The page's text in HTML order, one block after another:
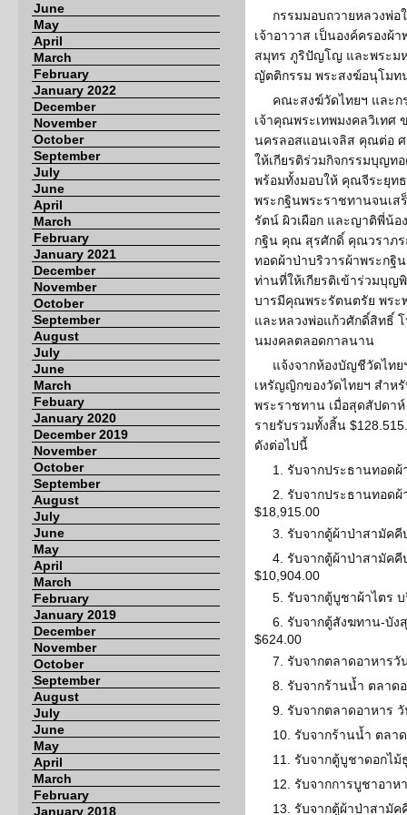
June
May
April
March
February
January 2022
December
November
October
September
July
June
April
March
February
January 2021
December
November
October
September
August
July
June
March
Febuary
January 2020
December 2019
November
October
September
August
July
June
May
April
March
February
January 2019
December
November
October
September
August
July
June
May
April
March
February
January 2018
กรรมมอบถวายหลวงพ่
เจ้าอาวาส เป็นองค์ครอง
สมุทร ภูริปัญโญ และพระม
ญัตติกรรม พระสงฆ์อนุโมท
คณะสงฆ์วัดไทยฯ และก
เจ้าคุณพระเทพมงคลวิเท
นครลอสแอนเจลิส คุณต่อ
ให้เกียรติร่วมกิจกรรมบุญท
พร้อมทั้งมอบให้ คุณจีระยุท
พระกฐินพระราชทานจนเ
รัตน์ ผิวเผือก และญาติพี่น้อ
กฐิน คุณ สุรศักดิ์ คุณวราภร
ทอดผ้าป่าบริวารผ้าพระก
ท่านที่ให้เกียรติเข้าร่วมบุญ
บารมีคุณพระรัตนตรัย พร
และหลวงพ่อแก้วศักดิ์สิทธิ์
นมงคลตลอดกาลนาน
แจ้งจากห้องบัญชีวัดไท
เหรัญญิกของวัดไทยฯ สำห
พระราชทาน เมื่อสุดสัปดา
รายรับรวมทั้งสิ้น
ดังต่อไปนี้
1. รับจากประธานทอด
2. รับจากประธานทอด
$18,915.00
3. รับจากตู้ผ้าป่าสามัค
4. รับจากตู้ผ้าป่าสามัค
$10,904.00
5. รับจากตู้บูชาผ้าไตร
6. รับจากตู้สังฆทาน-บัง
$624.00
7. รับจากตลาดอาหารวั
8. รับจากร้านน้ำ ตลาด
9. รับจากตลาดอาหาร
10. รับจากร้านน้ำ ตลา
11. รับจากตู้บูชาดอกไม้
12. รับจากการบูชาอาห
13. รับจากตู้ผ้าป่าสามัค